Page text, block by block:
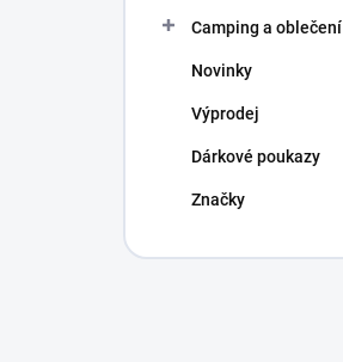
Camping a oblečení
Novinky
Výprodej
Dárkové poukazy
Značky